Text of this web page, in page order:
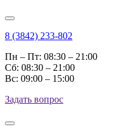
8 (3842) 233-802
Пн – Пт: 08:30 – 21:00
Cб: 08:30 – 21:00
Вс: 09:00 – 15:00
Задать вопрос